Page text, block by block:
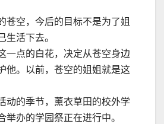
苍空，今后的目标不是为了姐
生活下去。
一点的白花，决定从苍空身边
他。以前，苍空的姐姐就是这
动的季节，薰衣草田的校外学
举办的学园祭正在进行中。